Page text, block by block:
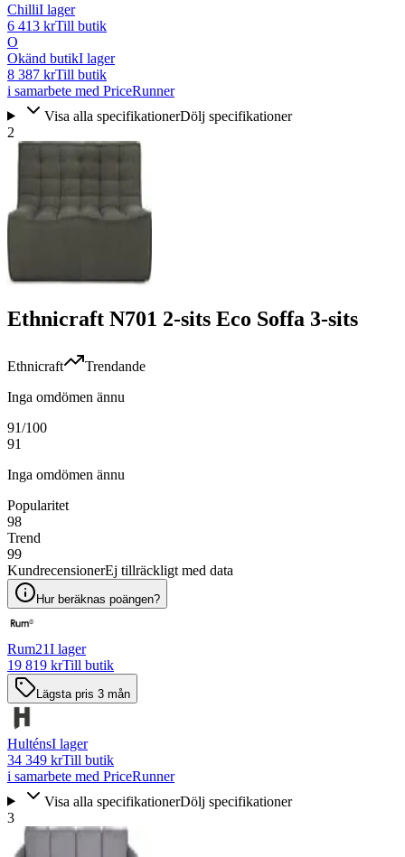
ChilliI lager
6 413 krTill butik
O
Okänd butikI lager
8 387 krTill butik
i samarbete med PriceRunner
Visa alla specifikationerDölj specifikationer
2
Ethnicraft N701 2-sits Eco Soffa 3-sits
Ethnicraft
Trendande
Inga omdömen ännu
91/100
91
Inga omdömen ännu
Popularitet
98
Trend
99
KundrecensionerEj tillräckligt med data
Hur beräknas poängen?
Rum21I lager
19 819 krTill butik
Lägsta pris 3 mån
HulténsI lager
34 349 krTill butik
i samarbete med PriceRunner
Visa alla specifikationerDölj specifikationer
3